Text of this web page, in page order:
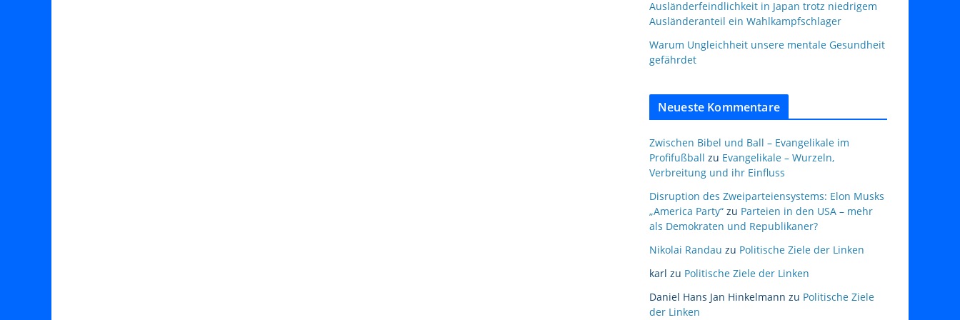
Ausländerfeindlichkeit in Japan trotz niedrigem
Ausländeranteil ein Wahlkampfschlager
Warum Ungleichheit unsere mentale Gesundheit
gefährdet
Neueste Kommentare
Zwischen Bibel und Ball – Evangelikale im
Profifußball zu Evangelikale – Wurzeln,
Verbreitung und ihr Einfluss
Disruption des Zweiparteiensystems: Elon Musks
„America Party“ zu Parteien in den USA – mehr
als Demokraten und Republikaner?
Nikolai Randau zu Politische Ziele der Linken
karl zu Politische Ziele der Linken
Daniel Hans Jan Hinkelmann zu Politische Ziele
der Linken